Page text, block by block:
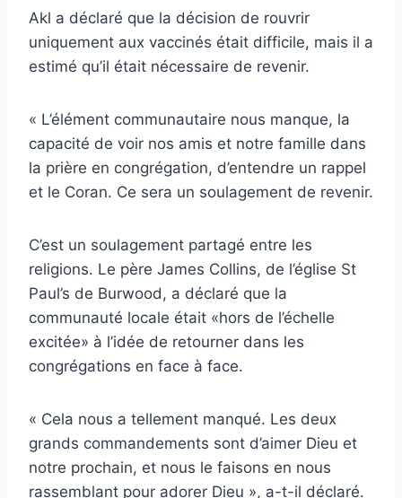
Akl a déclaré que la décision de rouvrir
uniquement aux vaccinés était difficile, mais il a
estimé qu’il était nécessaire de revenir.
« L’élément communautaire nous manque, la
capacité de voir nos amis et notre famille dans
la prière en congrégation, d’entendre un rappel
et le Coran. Ce sera un soulagement de revenir.
C’est un soulagement partagé entre les
religions. Le père James Collins, de l’église St
Paul’s de Burwood, a déclaré que la
communauté locale était «hors de l’échelle
excitée» à l’idée de retourner dans les
congrégations en face à face.
« Cela nous a tellement manqué. Les deux
grands commandements sont d’aimer Dieu et
notre prochain, et nous le faisons en nous
rassemblant pour adorer Dieu », a-t-il déclaré.